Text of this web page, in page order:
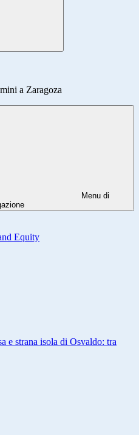
a Zaragoza
Menu di
Equity
e strana isola di Osvaldo: tra